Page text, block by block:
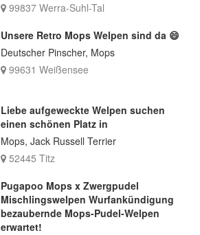
99837 Werra-Suhl-Tal
Unsere Retro Mops Welpen sind da 😄
Deutscher Pinscher, Mops
99631 Weißensee
Liebe aufgeweckte Welpen suchen
einen schönen Platz in
Mops, Jack Russell Terrier
52445 Titz
Pugapoo Mops x Zwergpudel
Mischlingswelpen Wurfankündigung
bezaubernde Mops-Pudel-Welpen
erwartet!